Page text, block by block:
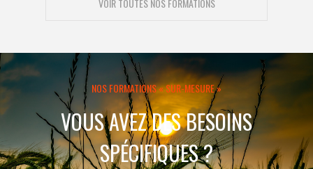
VOIR TOUTES NOS FORMATIONS
NOS FORMATIONS « SUR-MESURE »
VOUS AVEZ DES BESOINS
SPÉCIFIQUES ?